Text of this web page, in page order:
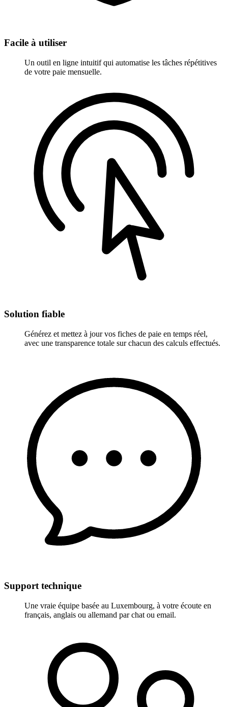
Facile à utiliser
Un outil en ligne intuitif qui automatise les tâches répétitives
de votre paie mensuelle.
Solution fiable
Générez et mettez à jour vos fiches de paie en temps réel,
avec une transparence totale sur chacun des calculs effectués.
Support technique
Une vraie équipe basée au Luxembourg, à votre écoute en
français, anglais ou allemand par chat ou email.